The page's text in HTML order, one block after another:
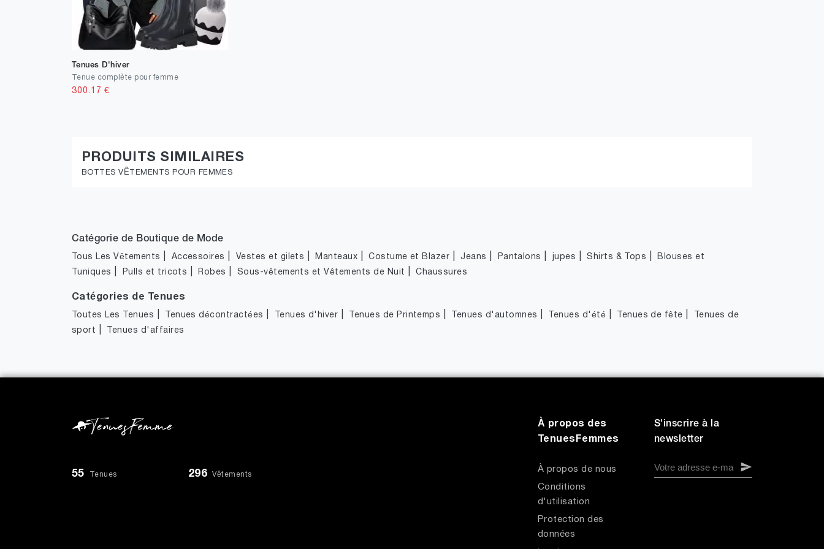
Tenues D'hiver
Tenue complète pour femme
300.17 €
PRODUITS SIMILAIRES
BOTTES VÊTEMENTS POUR FEMMES
Catégorie de Boutique de Mode
Tous Les Vêtements Accessoires Vestes et gilets Manteaux |Costume et Blazer |Jeans Pantalons jupes |Shirts & Tops
Blouses et
Tuniques
Pulls et tricots Robes Sous-vêtements et Vêtements de Nuit |Chaussures
Catégories de Tenues
Toutes Les Tenues Tenues décontractées Tenues d'hiver Tenues de Printemps Tenues d'automnes Tenues d'été Tenues de fête
Tenues de
sport
Tenues d'affaires
55 Tenues 296 Vêtements
À propos des
TenuesFemmes
À propos de nous
Conditions
d'utilisation
Protection des
données
S'inscrire à la
newsletter